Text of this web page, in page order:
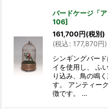
絞
バードケージ「
106]
161,700円(税別)
(税込: 177,870円)
シンギングバー
イを使用し、 ふ
り込み、鳥の鳴
す。 アンティー
徴です。 …